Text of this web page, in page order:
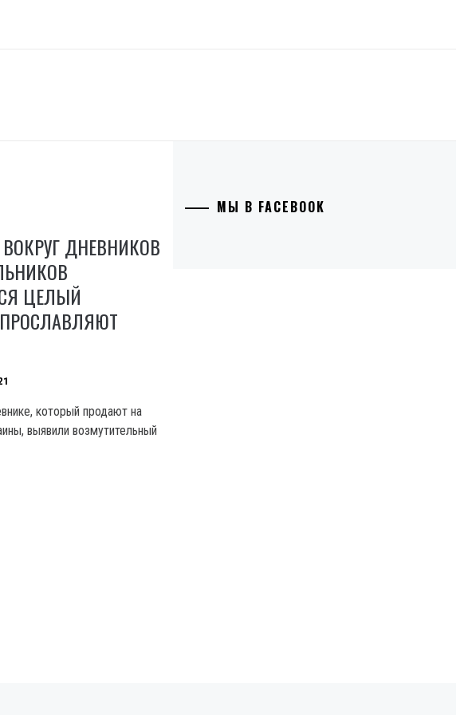
ДНЕВНИКОВ
ЦЕЛЫЙ
который продают на
выявили возмутительный
МЫ В FACEBOOK